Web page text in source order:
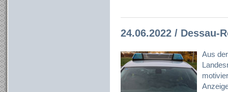
24.06.2022 / Dessau-
Aus